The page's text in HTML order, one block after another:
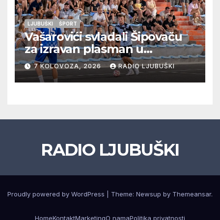
LJUBUŠKI ŠPORT
Vašarovići svladali Šipovaču
za izravan plasman u
četvrtfinale, Grab izborio
prolazak dalje, Klobuk ispao,
večeras počinje četvrtfinale
7 KOLOVOZA, 2026 RADIO LJUBUŠKI
RADIO LJUBUŠKI
Proudly powered by WordPress Theme: Newsup by Themeansar.
HomeKontaktMarketingO namaPolitika privatnosti